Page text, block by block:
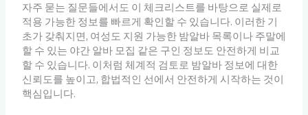
자주 묻는 질문들에서도 이 체크리스트를 바탕으로 실제로
적용 가능한 정보를 빠르게 확인할 수 있습니다. 이러한 기
초가 갖춰지면, 여성도 지원 가능한 밤알바 목록이나 주말에
할 수 있는 야간 알바 모집 같은 구인 정보도 안전하게 비교
할 수 있습니다. 이처럼 체계적 검토로 밤알바 정보에 대한
신뢰도를 높이고, 합법적인 선에서 안전하게 시작하는 것이
핵심입니다.